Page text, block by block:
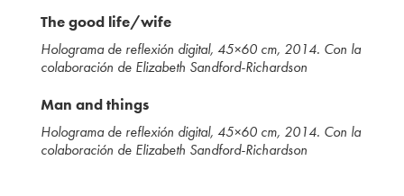
The good life/wife
Holograma de reflexión digital, 45×60 cm, 2014. Con la
colaboración de Elizabeth Sandford-Richardson
Man and things
Holograma de reflexión digital, 45×60 cm, 2014. Con la
colaboración de Elizabeth Sandford-Richardson